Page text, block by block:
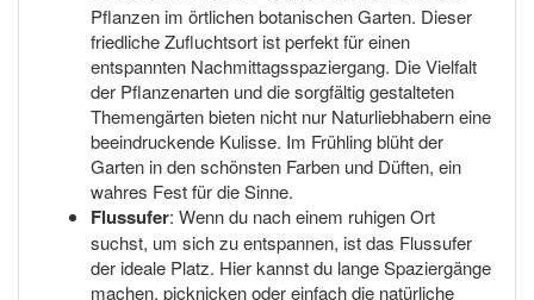
Pflanzen im örtlichen botanischen Garten. Dieser
friedliche Zufluchtsort ist perfekt für einen
entspannten Nachmittagsspaziergang. Die Vielfalt
der Pflanzenarten und die sorgfältig gestalteten
Themengärten bieten nicht nur Naturliebhabern eine
beeindruckende Kulisse. Im Frühling blüht der
Garten in den schönsten Farben und Düften, ein
wahres Fest für die Sinne.
Flussufer: Wenn du nach einem ruhigen Ort
suchst, um sich zu entspannen, ist das Flussufer
der ideale Platz. Hier kannst du lange Spaziergänge
machen, picknicken oder einfach die natürliche